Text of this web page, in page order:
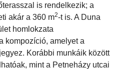
is rendelkezik; a
akár a 360 m2-t is. A Duna
homlokzata
kompozíció, amelyet a
Korábbi munkáik között
mint a Petneházy utcai